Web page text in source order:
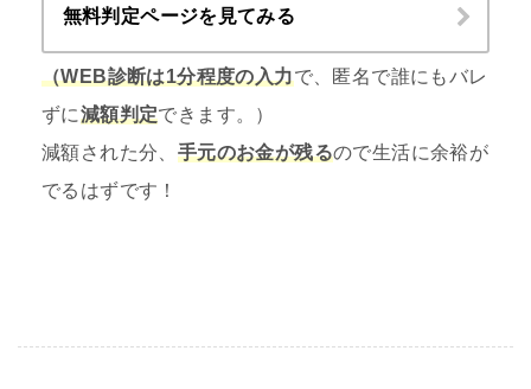
無料判定ページを見てみる
（WEB診断は1分程度の入力で、匿名で誰にもバレ
ずに減額判定できます。）
減額された分、 手元のお金が残るので生活に余裕が
でるはずです！